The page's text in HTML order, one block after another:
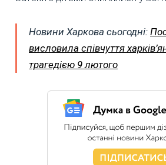
Новини Харкова сьогодні:
висловила співчуття
трагедією 9 лютого